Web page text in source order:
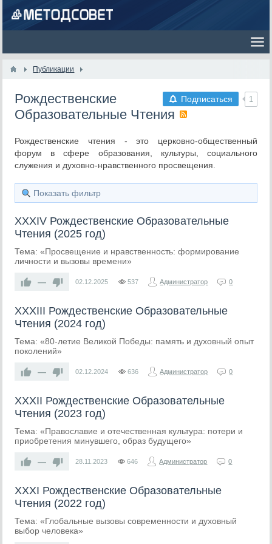
Публикации
Подписаться 1
Рождественские
Образовательные Чтения
Рождественские чтения - это церковно-общественный
форум в сфере образования, культуры, социального
служения и духовно-нравственного просвещения.
Показать фильтр
XXXIV Рождественские Образовательные
Чтения (2025 год)
Тема: «Просвещение и нравственность: формирование
личности и вызовы времени»
— 02.12.2025 537 Администратор 0
XXXIII Рождественские Образовательные
Чтения (2024 год)
Тема: «80-летие Великой Победы: память и духовный опыт
поколений»
— 02.12.2024 636 Администратор 0
XXXII Рождественские Образовательные
Чтения (2023 год)
Тема: «Православие и отечественная культура: потери и
приобретения минувшего, образ будущего»
— 28.11.2023 646 Администратор 0
XXXI Рождественские Образовательные
Чтения (2022 год)
Тема: «Глобальные вызовы современности и духовный
выбор человека»